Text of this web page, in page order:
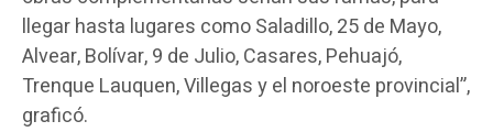
llegar hasta lugares como Saladillo, 25 de Mayo,
Alvear, Bolívar, 9 de Julio, Casares, Pehuajó,
Trenque Lauquen, Villegas y el noroeste provincial”,
graficó.